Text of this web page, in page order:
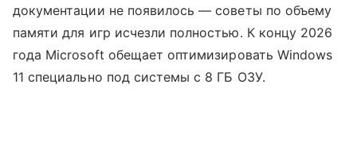
документации не появилось — советы по объему
памяти для игр исчезли полностью. К концу 2026
года Microsoft обещает оптимизировать Windows
11 специально под системы с 8 ГБ ОЗУ.